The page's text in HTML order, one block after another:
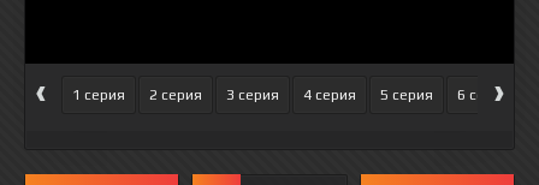
‹ 1 серия 2 серия 3 серия 4 серия 5 серия 6 серия
›